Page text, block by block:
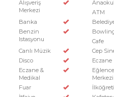
Alışveriş
Merkezi
ATM
Banka
Benzin
Istasyonu
Cafe
Canlı Müzik
Cep
Disco
Eczane
Eczane &
Medikal
Eğlence
Merkezi
Fuar